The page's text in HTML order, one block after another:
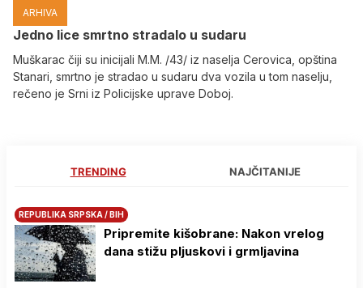
ARHIVA
Јedno lice smrtno stradalo u sudaru
Muškarac čiji su inicijali M.M. /43/ iz naselja Cerovica, opština
Stanari, smrtno je stradao u sudaru dva vozila u tom naselju,
rečeno je Srni iz Policijske uprave Doboj.
TRENDING NAJČITANIJE
REPUBLIKA SRPSKA / BIH
Pripremite kišobrane: Nakon vrelog
dana stižu pljuskovi i grmljavina